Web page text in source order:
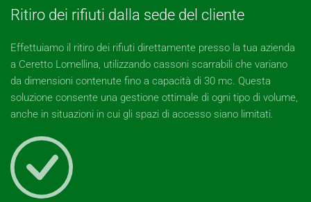
Ritiro dei rifiuti dalla sede del cliente
Effettuiamo il ritiro dei rifiuti direttamente presso la tua azienda
a Ceretto Lomellina, utilizzando cassoni scarrabili che variano
da dimensioni contenute fino a capacità di 30 mc. Questa
soluzione consente una gestione ottimale di ogni tipo di volume,
anche in situazioni in cui gli spazi di accesso siano limitati.